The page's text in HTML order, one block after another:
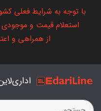
با توجه به شرایط فعلی
استعلام قیمت و موجودی
از همراهی و